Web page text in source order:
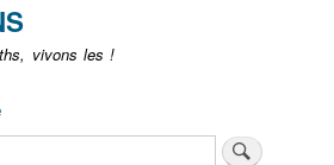
vivons les !